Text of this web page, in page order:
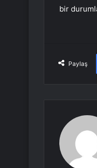
bir
Paylaş